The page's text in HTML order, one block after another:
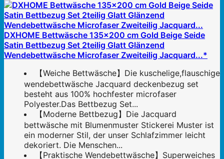
DXHOME Bettwäsche 135x200 cm Gold Beige Seide
Satin Bettbezug Set 2teilig Glatt Glänzend
Wendebettwäsche Microfaser Zweiteilig Jacquard...*
【Weiche Bettwäsche】Die kuschelige,flauschige
wendebettwäsche Jacquard deckenbezug set
besteht aus 100% hochfester microfaser
Polyester.Das Bettbezug Set...
【Moderne Bettbezug】Die Jacquard
bettwäsche mit Blumenmuster Stickerei Muster ist
ein moderner Stil, der unser Schlafzimmer leicht
dekoriert. Die Menschen...
【Praktische Wendebettwäsche】Superweiches